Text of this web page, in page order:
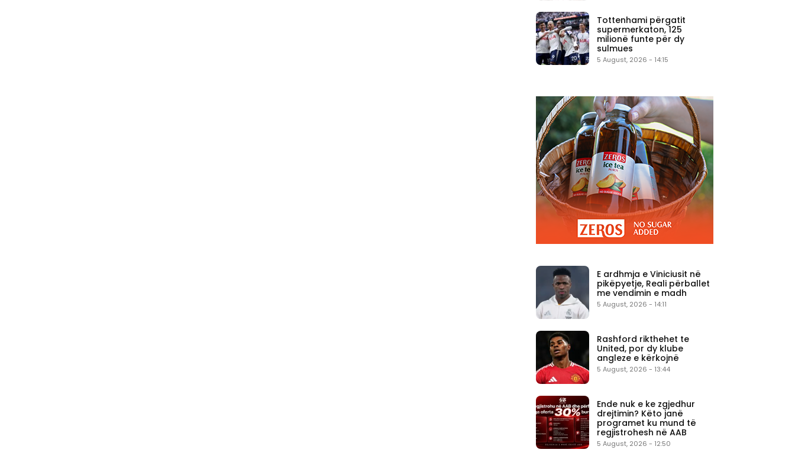
Tottenhami përgatit
supermerkaton, 125
milionë funte për dy
sulmues
5 August, 2026 - 14:15
E ardhmja e Viniciusit në
pikëpyetje, Reali përballet
me vendimin e madh
5 August, 2026 - 14:11
Rashford rikthehet te
United, por dy klube
angleze e kërkojnë
5 August, 2026 - 13:44
Ende nuk e ke zgjedhur
drejtimin? Këto janë
programet ku mund të
regjistrohesh në AAB
5 August, 2026 - 12:50